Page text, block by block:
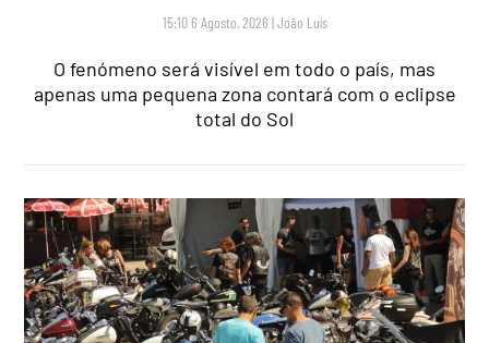
15:10 6 Agosto, 2026 |João Luís
O fenómeno será visível em todo o país, mas
apenas uma pequena zona contará com o eclipse
total do Sol